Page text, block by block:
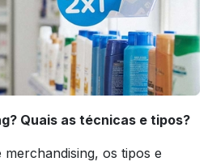
Quais as técnicas e tipos?
os tipos e